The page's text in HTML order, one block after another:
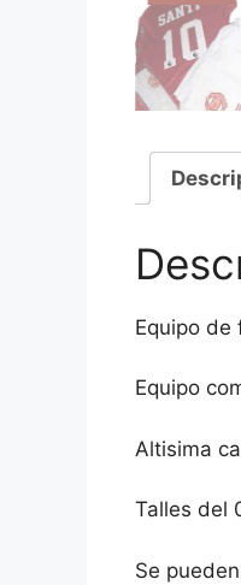
Equipo de
Equipo
Altisima
Talles del
Se